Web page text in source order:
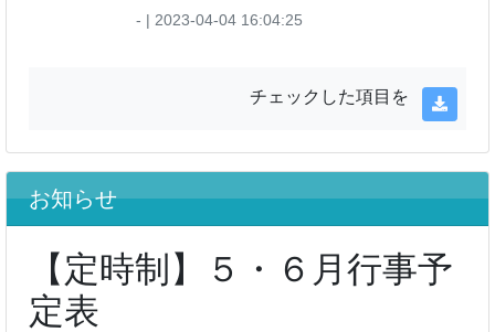
- | 2023-04-04 16:04:25
チェックした項目を
お知らせ
【定時制】５・６月行事予
定表